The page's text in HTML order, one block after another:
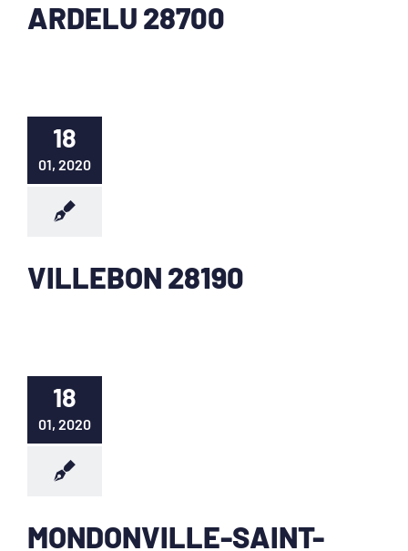
ARDELU 28700
18
01, 2020
VILLEBON 28190
18
01, 2020
MONDONVILLE-SAINT-